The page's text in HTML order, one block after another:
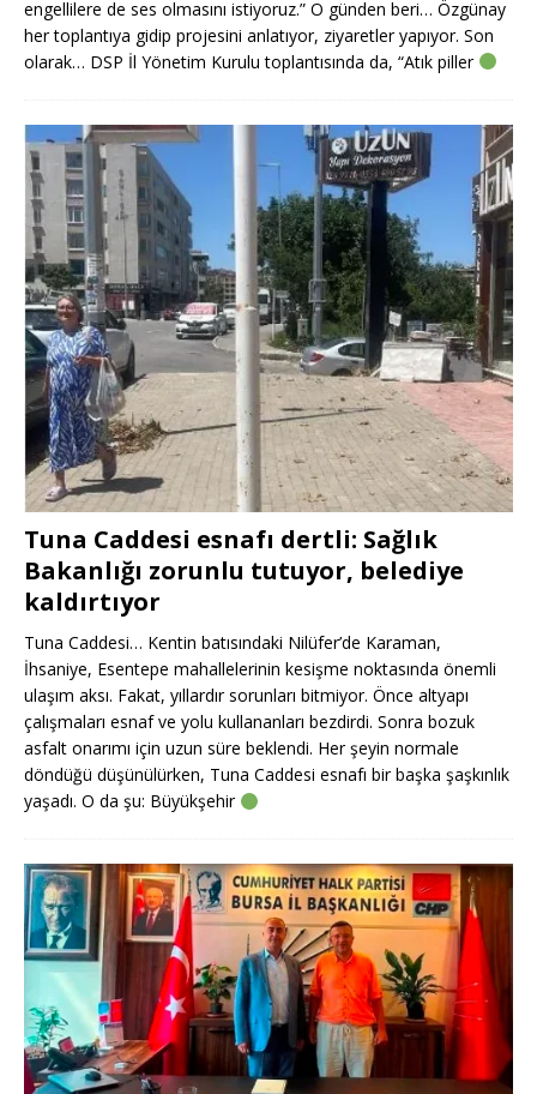
engellilere de ses olmasını istiyoruz.” O günden beri… Özgünay
her toplantıya gidip projesini anlatıyor, ziyaretler yapıyor. Son
olarak… DSP İl Yönetim Kurulu toplantısında da, “Atık piller
Tuna Caddesi esnafı dertli: Sağlık
Bakanlığı zorunlu tutuyor, belediye
kaldırtıyor
Tuna Caddesi… Kentin batısındaki Nilüfer’de Karaman,
İhsaniye, Esentepe mahallelerinin kesişme noktasında önemli
ulaşım aksı. Fakat, yıllardır sorunları bitmiyor. Önce altyapı
çalışmaları esnaf ve yolu kullananları bezdirdi. Sonra bozuk
asfalt onarımı için uzun süre beklendi. Her şeyin normale
döndüğü düşünülürken, Tuna Caddesi esnafı bir başka şaşkınlık
yaşadı. O da şu: Büyükşehir